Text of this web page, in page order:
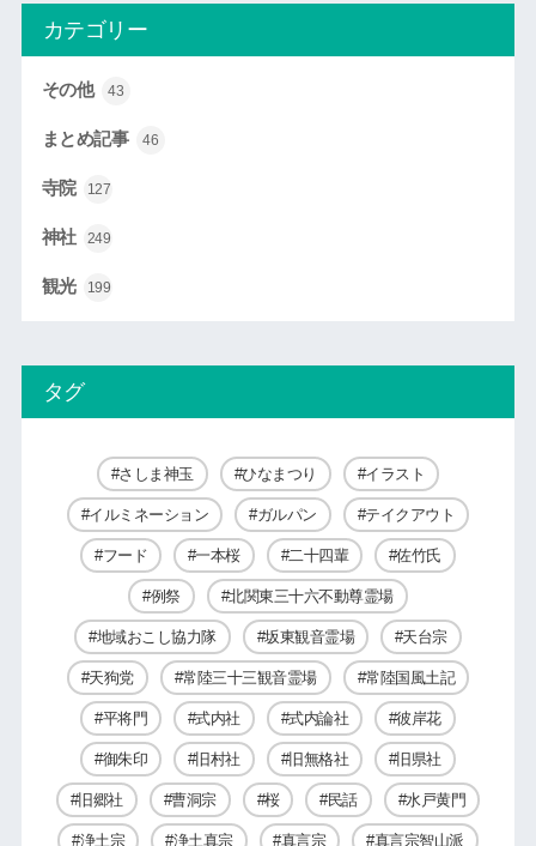
カテゴリー
その他 43
まとめ記事 46
寺院 127
神社 249
観光 199
タグ
さしま神玉 ひなまつり イラスト
イルミネーション ガルパン テイクアウト
フード 一本桜 二十四輩 佐竹氏
例祭 北関東三十六不動尊霊場
地域おこし協力隊 坂東観音霊場 天台宗
天狗党 常陸三十三観音霊場 常陸国風土記
平将門 式内社 式内論社 彼岸花
御朱印 旧村社 旧無格社 旧県社
旧郷社 曹洞宗 桜 民話 水戸黄門
浄土宗 浄土真宗 真言宗 真言宗智山派